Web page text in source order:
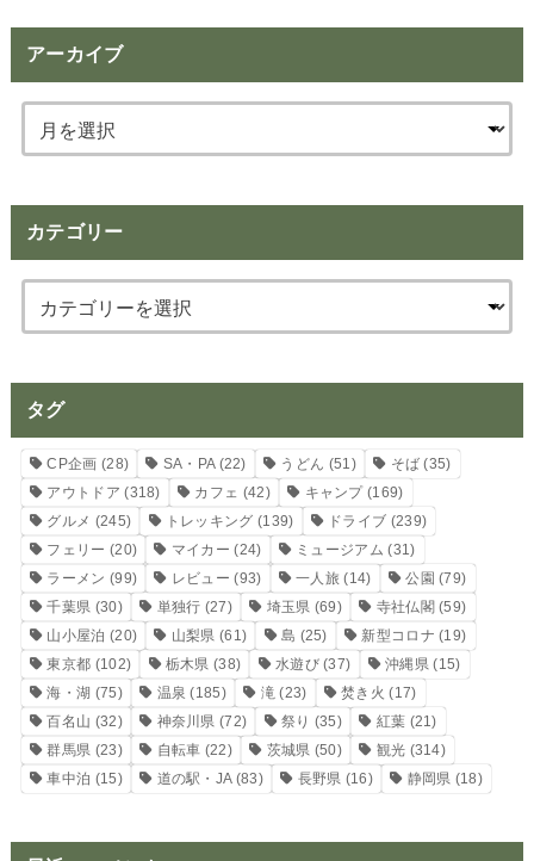
アーカイブ
カテゴリー
タグ
CP企画 (28) SA・PA(22) うどん (51) そば (35)
アウトドア (318) カフェ (42) キャンプ(169)
グルメ (245) トレッキング (139) ドライブ (239)
フェリー (20) マイカー (24) ミュージアム (31)
ラーメン (99) レビュー (93) 一人旅 (14) 公園 (79)
千葉県 (30) 単独行 (27) 埼玉県 (69) 寺社仏閣 (59)
山小屋泊 (20) 山梨県 (61) 島 (25) 新型コロナ (19)
東京都 (102) 栃木県 (38) 水遊び(37) 沖縄県 (15)
海・湖 (75) 温泉 (185) 滝 (23) 焚き火 (17)
百名山 (32) 神奈川県 (72) 祭り (35) 紅葉 (21)
群馬県 (23) 自転車 (22) 茨城県 (50) 観光 (314)
車中泊 (15) 道の駅・JA(83) 長野県 (16) 静岡県 (18)